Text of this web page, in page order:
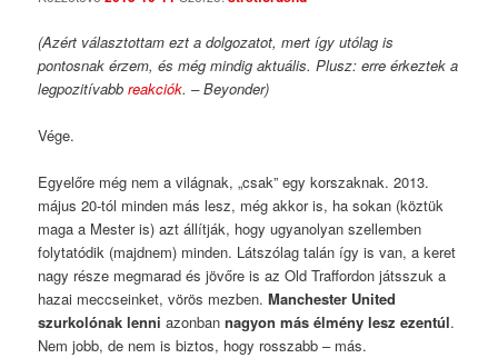
(Azért választottam ezt a dolgozatot, mert így utólag is
pontosnak érzem, és még mindig aktuális. Plusz: erre érkeztek a
legpozitívabb reakciók. – Beyonder)
Vége.
Egyelőre még nem a világnak, „csak” egy korszaknak. 2013.
május 20-tól minden más lesz, még akkor is, ha sokan (köztük
maga a Mester is) azt állítják, hogy ugyanolyan szellemben
folytatódik (majdnem) minden. Látszólag talán így is van, a keret
nagy része megmarad és jövőre is az Old Traffordon játsszuk a
hazai meccseinket, vörös mezben.Manchester United
szurkolónak lenni azonbannagyon más élmény lesz ezentúl.
Nem jobb, de nem is biztos, hogy rosszabb – más.